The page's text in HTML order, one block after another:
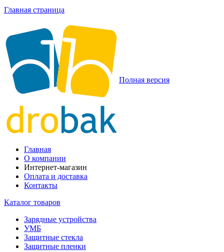
Главная страница
Полная версия
Главная
О компании
Интернет-магазин
Оплата и доставка
Контакты
Каталог товаров
Зарядные устройства
УМБ
Защитные стекла
Защитные пленки